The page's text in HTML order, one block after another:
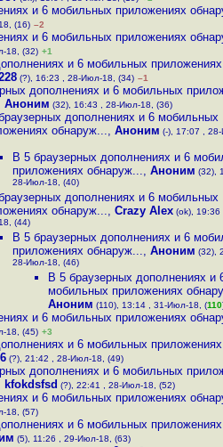
и 6 мобильных приложениях
(16) –2
и 6 мобильных приложениях
18, (32) +1
и 6 мобильных приложениях
(?), 16:23 , 28-Июл-18, (34) –1
дополнениях и 6 мобильных
Аноним (32), 16:43 , 28-Июл-18, (36)
дополнениях и 6 мобильных
обнаруж..., Аноним (-), 17:07 ,
В 5 браузерных дополнениях и 6
приложениях обнаруж..., Аноним (32),
28-Июл-18, (40)
дополнениях и 6 мобильных
обнаруж..., Crazy Alex (ok), 19:36
(44)
В 5 браузерных дополнениях и 6
приложениях обнаруж..., Аноним (32),
28-Июл-18, (46)
В 5 браузерных дополнениях и
мобильных приложениях
Аноним (110), 13:14 , 31-Июл-18, (110
и 6 мобильных приложениях
18, (45) +3
и 6 мобильных приложениях
(?), 21:42 , 28-Июл-18, (49)
дополнениях и 6 мобильных
kfokdsfsd (?), 22:41 , 28-Июл-18, (52)
и 6 мобильных приложениях
18, (57)
и 6 мобильных приложениях
(5), 11:26 , 29-Июл-18, (63)